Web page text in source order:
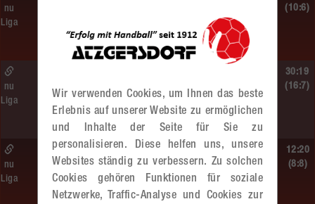
MADx WAT Atzgersdorf
nu
Liga
(10:6)
WU12
MADx WAT Atzgersdorf –
nu
Liga
30:19
(16:7)
Sa. 13.06.2026 | 14:30 Uhr |
WU12
Hypo NÖ –
MADx WAT Atzgersdorf
nu
Liga
12:20
(8:8)
Wir verwenden Cookies, um Ihnen das beste
Erlebnis auf unserer Website zu ermöglichen
und Inhalte der Seite für Sie zu
personalisieren. Diese helfen uns, unsere
Websites ständig zu verbessern. Zu solchen
Cookies gehören Funktionen für soziale
Netzwerke, Traffic-Analyse und Cookies zur